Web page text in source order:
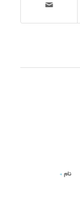
نام *